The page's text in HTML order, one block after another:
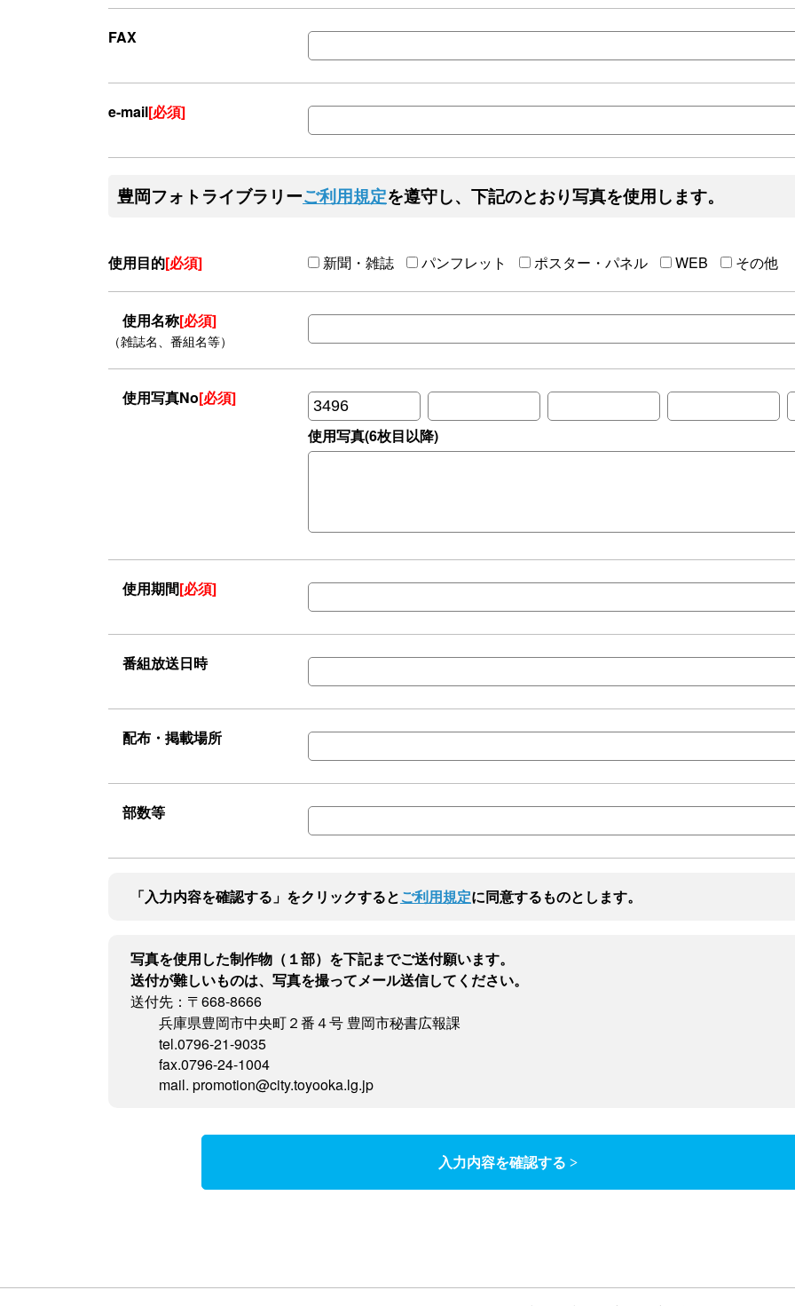
FAX
e-mail[必須]
豊岡フォトライブラリーご利用規定を遵守し、下記のとおり写真を使用します。
使用目的[必須] 新聞・雑誌 パンフレット ポスター・パネル WEB その他
使用名称[必須]
（雑誌名、番組名等）
使用写真No[必須]
使用写真(6枚目以降)
使用期間[必須]
番組放送日時
配布・掲載場所
部数等
「入力内容を確認する」をクリックするとご利用規定に同意するものとします。
写真を使用した制作物（１部）を下記までご送付願います。
送付が難しいものは、写真を撮ってメール送信してください。
送付先：〒668-8666
兵庫県豊岡市中央町２番４号 豊岡市秘書広報課
tel.0796-21-9035
fax.0796-24-1004
mail. promotion@city.toyooka.lg.jp